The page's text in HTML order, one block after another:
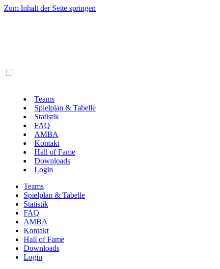
Zum Inhalt der Seite springen
Teams
Spielplan & Tabelle
Statistik
FAQ
AMBA
Kontakt
Hall of Fame
Downloads
Login
Teams
Spielplan & Tabelle
Statistik
FAQ
AMBA
Kontakt
Hall of Fame
Downloads
Login